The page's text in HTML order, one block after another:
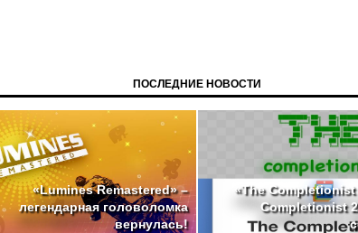
ПОСЛЕДНИЕ НОВОСТИ
«Lumines Remastered» –
легендарная головоломка
вернулась!
«The Completionist
Completionist